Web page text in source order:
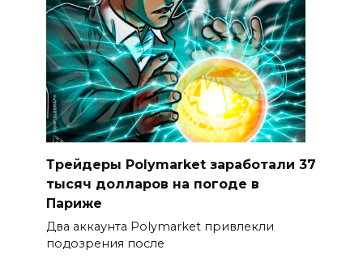
Трейдеры Polymarket заработали 37
тысяч долларов на погоде в
Париже
Два аккаунта Polymarket привлекли
подозрения после